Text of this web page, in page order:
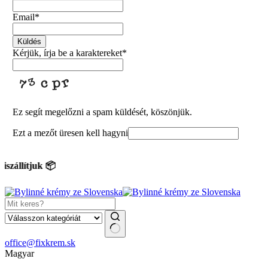
Email*
Küldés
Kérjük, írja be a karaktereket*
Ez segít megelőzni a spam küldését, köszönjük.
Ezt a mezőt üresen kell hagyni
📦
No
results
office@fixkrem.sk
Magyar